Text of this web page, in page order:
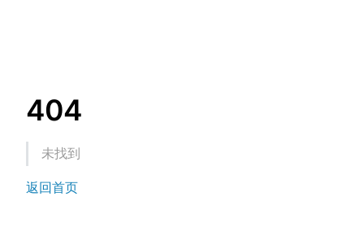
404
未找到
返回首页